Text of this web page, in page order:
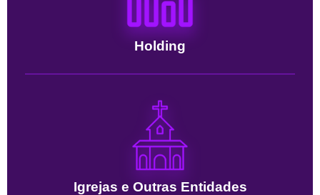
Holding
Igrejas e Outras Entidades